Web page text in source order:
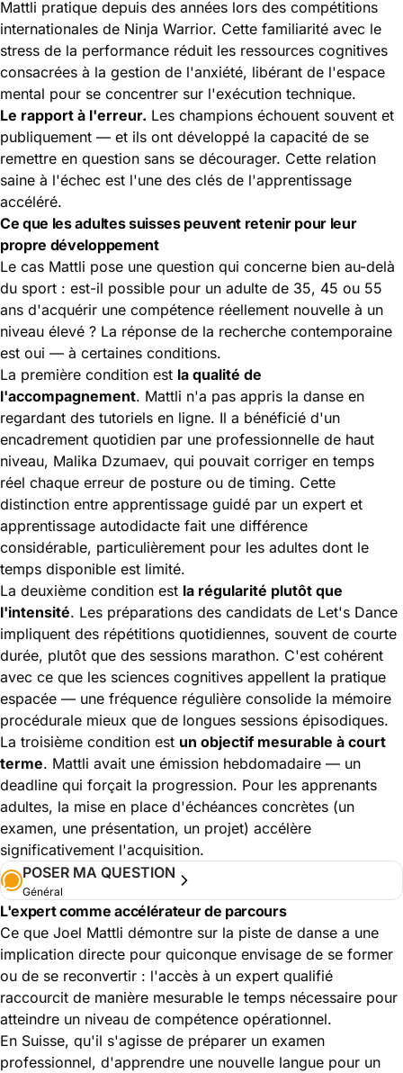
Mattli pratique depuis des années lors des compétitions
internationales de Ninja Warrior. Cette familiarité avec le
stress de la performance réduit les ressources cognitives
consacrées à la gestion de l'anxiété, libérant de l'espace
mental pour se concentrer sur l'exécution technique.
Le rapport à l'erreur. Les champions échouent souvent et
publiquement — et ils ont développé la capacité de se
remettre en question sans se décourager. Cette relation
saine à l'échec est l'une des clés de l'apprentissage
accéléré.
Ce que les adultes suisses peuvent retenir pour leur
propre développement
Le cas Mattli pose une question qui concerne bien au-delà
du sport : est-il possible pour un adulte de 35, 45 ou 55
ans d'acquérir une compétence réellement nouvelle à un
niveau élevé ? La réponse de la recherche contemporaine
est oui — à certaines conditions.
La première condition est la qualité de
l'accompagnement. Mattli n'a pas appris la danse en
regardant des tutoriels en ligne. Il a bénéficié d'un
encadrement quotidien par une professionnelle de haut
niveau, Malika Dzumaev, qui pouvait corriger en temps
réel chaque erreur de posture ou de timing. Cette
distinction entre apprentissage guidé par un expert et
apprentissage autodidacte fait une différence
considérable, particulièrement pour les adultes dont le
temps disponible est limité.
La deuxième condition est la régularité plutôt que
l'intensité. Les préparations des candidats de Let's Dance
impliquent des répétitions quotidiennes, souvent de courte
durée, plutôt que des sessions marathon. C'est cohérent
avec ce que les sciences cognitives appellent la pratique
espacée — une fréquence régulière consolide la mémoire
procédurale mieux que de longues sessions épisodiques.
La troisième condition est un objectif mesurable à court
terme. Mattli avait une émission hebdomadaire — un
deadline qui forçait la progression. Pour les apprenants
adultes, la mise en place d'échéances concrètes (un
examen, une présentation, un projet) accélère
significativement l'acquisition.
POSER MA QUESTION
Général
L'expert comme accélérateur de parcours
Ce que Joel Mattli démontre sur la piste de danse a une
implication directe pour quiconque envisage de se former
ou de se reconvertir : l'accès à un expert qualifié
raccourcit de manière mesurable le temps nécessaire pour
atteindre un niveau de compétence opérationnel.
En Suisse, qu'il s'agisse de préparer un examen
professionnel, d'apprendre une nouvelle langue pour un